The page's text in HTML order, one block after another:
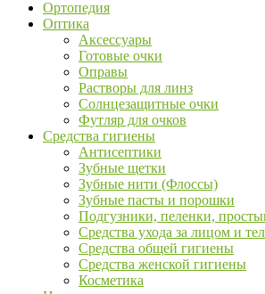
Ортопедия
Оптика
Аксессуары
Готовые очки
Оправы
Растворы для линз
Солнцезащитные очки
Футляр для очков
Средства гигиены
Антисептики
Зубные щетки
Зубные нити (Флоссы)
Зубные пасты и порошки
Подгузники, пеленки,
Средства ухода за лицом и
Средства общей гигиены
Средства женской гигиены
Косметика